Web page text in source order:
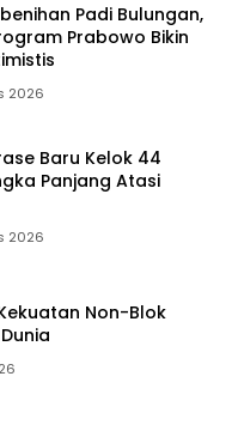
Padi Bulungan,
Prabowo Bikin
2026
Baru Kelok 44
Panjang Atasi
2026
Non-Blok